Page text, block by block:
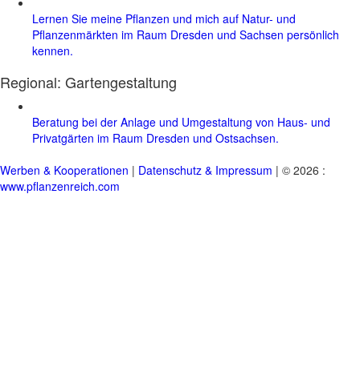
Lernen Sie meine Pflanzen und mich auf Natur- und
Pflanzenmärkten im Raum Dresden und Sachsen persönlich
kennen.
Regional: Gartengestaltung
Beratung bei der Anlage und Umgestaltung von Haus- und
Privatgärten im Raum Dresden und Ostsachsen.
Werben & Kooperationen | Datenschutz & Impressum | © 2026 :
www.pflanzenreich.com